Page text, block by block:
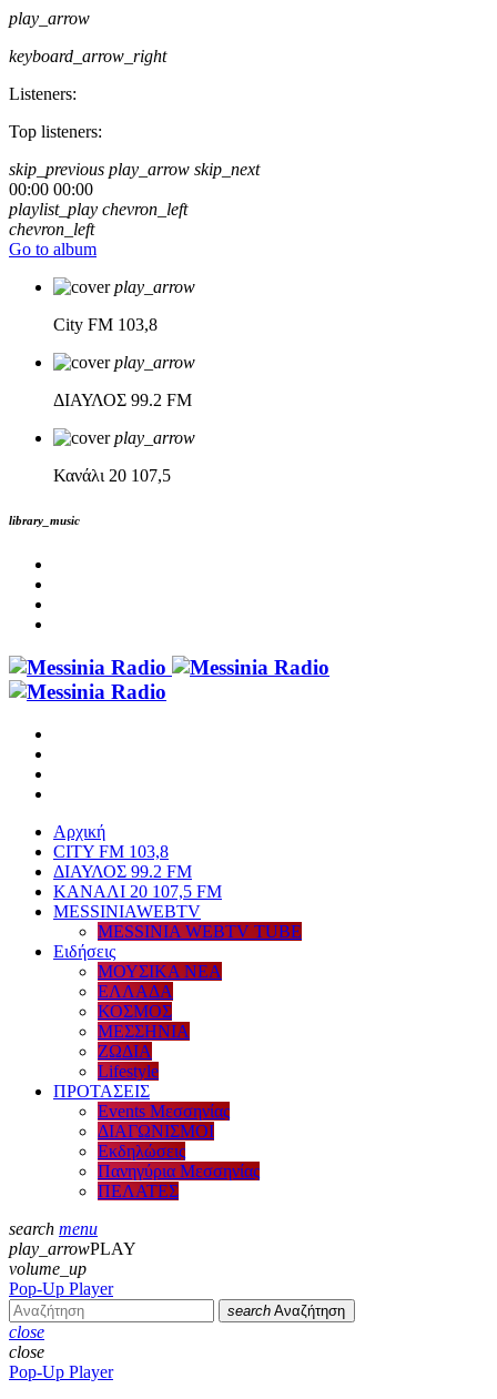
play_arrow
keyboard_arrow_right
Listeners:
Top listeners:
skip_previous play_arrow skip_next
00:00 00:00
playlist_play chevron_left
chevron_left
Go to album
play_arrow
City FM 103,8
play_arrow
ΔΙΑΥΛΟΣ 99.2 FM
play_arrow
Κανάλι 20 107,5
library_music
Αρχική
CITY FM 103,8
ΔΙΑΥΛΟΣ 99.2 FM
ΚΑΝΑΛΙ 20 107,5 FM
MESSINIAWEBTV
MESSINIA WEBTV TUBE
Eιδήσεις
ΜΟΥΣΙΚΑ ΝΕΑ
ΕΛΛΑΔΑ
ΚΟΣΜΟΣ
ΜΕΣΣΗΝΙΑ
ΖΩΔΙΑ
Lifestyle
ΠΡΟΤΑΣΕΙΣ
Events Μεσσηνίας
ΔΙΑΓΩΝΙΣΜΟΙ
Εκδηλώσεις
Πανηγύρια Μεσσηνίας
ΠΕΛΑΤΕΣ
search menu
play_arrowPLAY
volume_up
Pop-Up Player
search Αναζήτηση
close
close
Pop-Up Player